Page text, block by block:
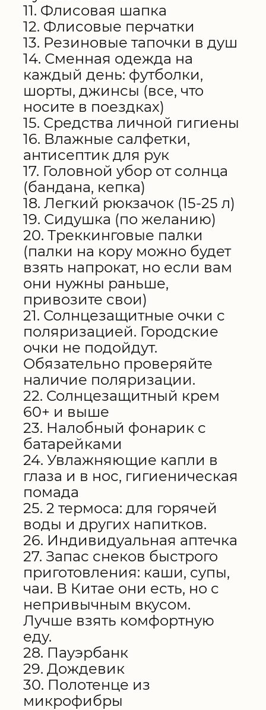
11. Флисовая шапка
12. Флисовые перчатки
13. Резиновые тапочки в душ
14. Сменная одежда на
каждый день: футболки,
шорты, джинсы (все, что
носите в поездках)
15. Средства личной гигиены
16. Влажные салфетки,
антисептик для рук
17. Головной убор от солнца
(бандана, кепка)
18. Легкий рюкзачок (15-25 л)
19. Сидушка (по желанию)
20. Треккинговые палки
(палки на кору можно будет
взять напрокат, но если вам
они нужны раньше,
привозите свои)
21. Солнцезащитные очки с
поляризацией. Городские
очки не подойдут.
Обязательно проверяйте
наличие поляризации.
22. Солнцезащитный крем
60+ и выше
23. Налобный фонарик с
батарейками
24. Увлажняющие капли в
глаза и в нос, гигиеническая
помада
25. 2 термоса: для горячей
воды и других напитков.
26. Индивидуальная аптечка
27. Запас снеков быстрого
приготовления: каши, супы,
чаи. В Китае они есть, но с
непривычным вкусом.
Лучше взять комфортную
еду.
28. Пауэрбанк
29. Дождевик
30. Полотенце из
микрофибры